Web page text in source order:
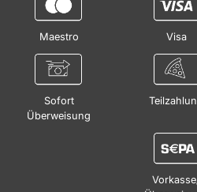
Maestro Visa
Sofort
Überweisung